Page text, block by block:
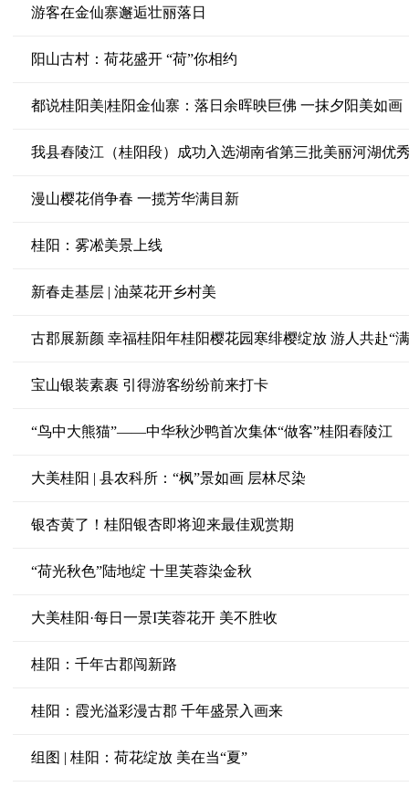
游客在金仙寨邂逅壮丽落日
阳山古村：荷花盛开 “荷”你相约
都说桂阳美|桂阳金仙寨：落日余晖映巨佛 一抹夕阳美如画
我县舂陵江（桂阳段）成功入选湖南省第三批美丽河湖优
漫山樱花俏争春 一揽芳华满目新
桂阳：雾凇美景上线
新春走基层 | 油菜花开乡村美
古郡展新颜 幸福桂阳年桂阳樱花园寒绯樱绽放 游人共赴“
宝山银装素裹 引得游客纷纷前来打卡
“鸟中大熊猫”——中华秋沙鸭首次集体“做客”桂阳舂陵江
大美桂阳 | 县农科所：“枫”景如画 层林尽染
银杏黄了！桂阳银杏即将迎来最佳观赏期
“荷光秋色”陆地绽 十里芙蓉染金秋
大美桂阳·每日一景I芙蓉花开 美不胜收
桂阳：千年古郡闯新路
桂阳：霞光溢彩漫古郡 千年盛景入画来
组图 | 桂阳：荷花绽放 美在当“夏”